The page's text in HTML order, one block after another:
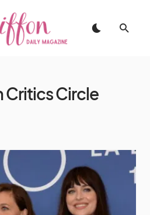
Critics Circle